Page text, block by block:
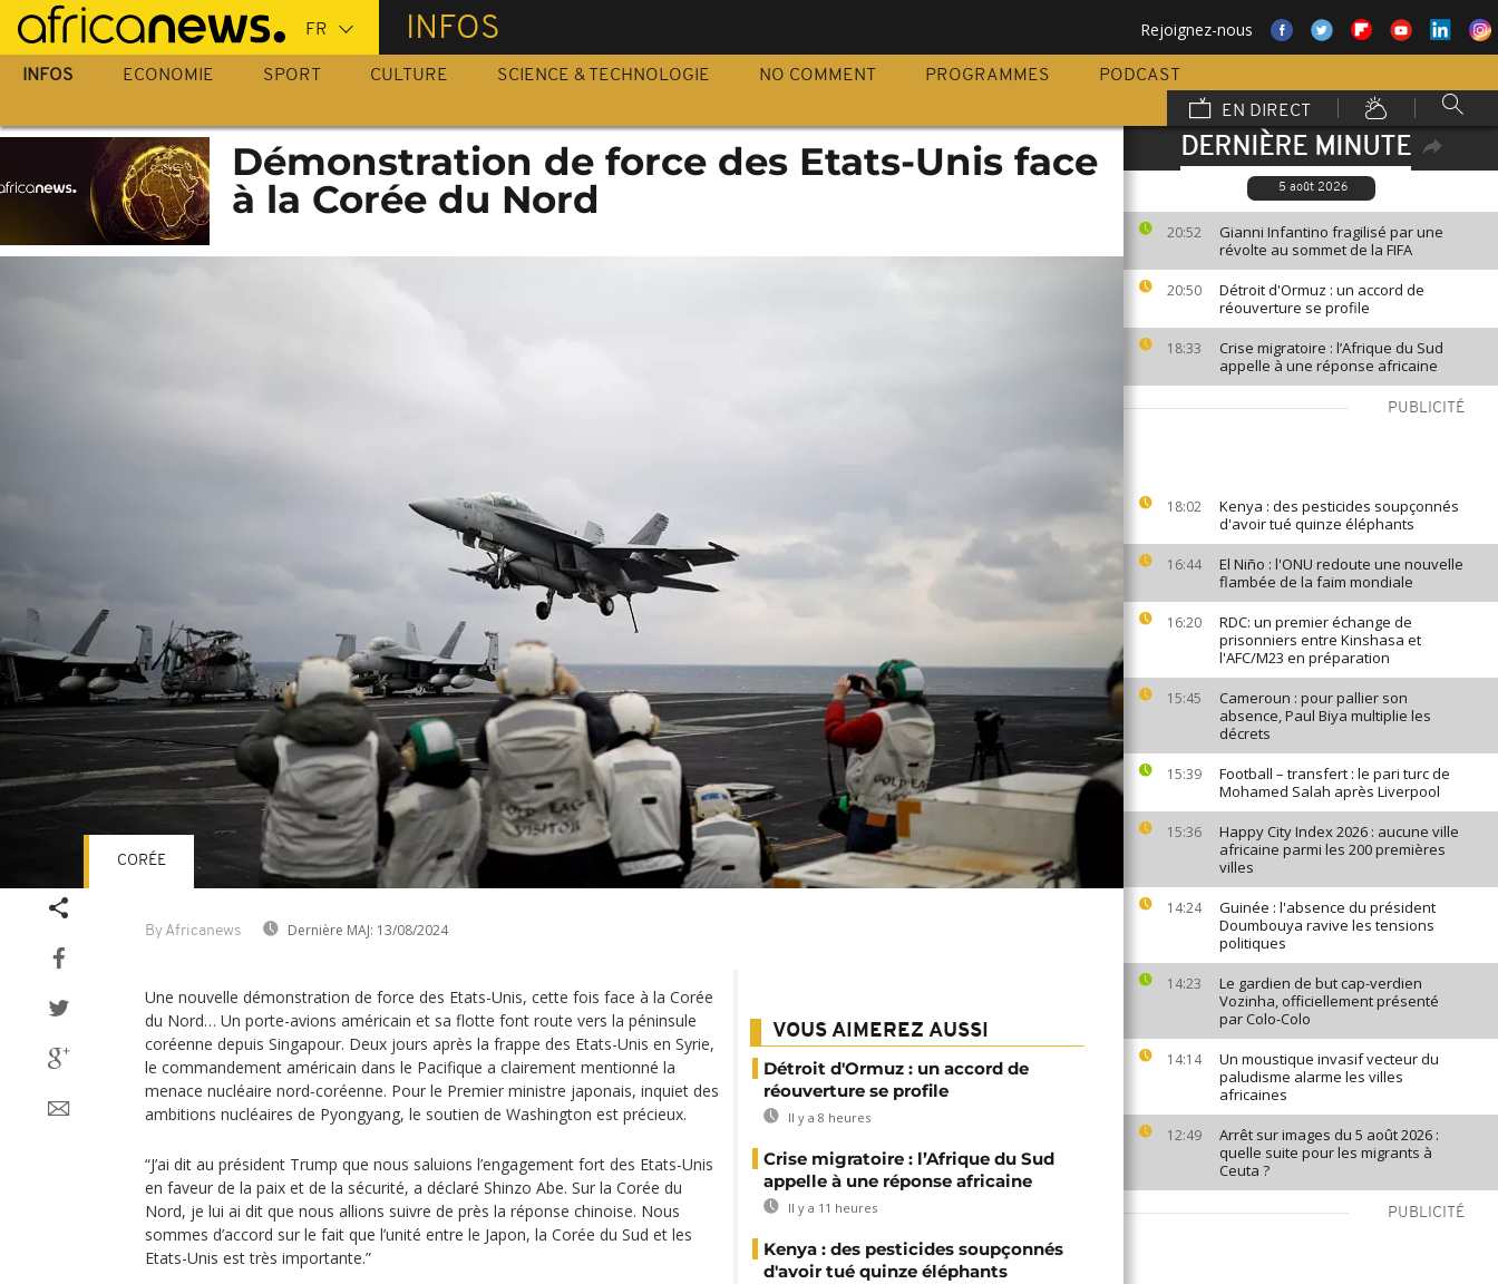
Passer
au
contenu
INFOS Rejoignez-nous
INFOS ECONOMIE SPORT CULTURE SCIENCE & TECHNOLOGIE NO COMMENT PROGRAMMES
PODCAST
EN DIRECT
DERNIÈRE MINUTE
5 août 2026
20:52
Gianni Infantino fragilisé par une
révolte au sommet de la FIFA
20:50
Détroit d'Ormuz : un accord de
réouverture se profile
18:33
Crise migratoire : l’Afrique du Sud
appelle à une réponse africaine
PUBLICITÉ
18:02
Kenya : des pesticides soupçonnés
d'avoir tué quinze éléphants
16:44
El Niño : l'ONU redoute une nouvelle
flambée de la faim mondiale
16:20
RDC: un premier échange de
prisonniers entre Kinshasa et
l'AFC/M23 en préparation
15:45
Cameroun : pour pallier son
absence, Paul Biya multiplie les
décrets
15:39
Football – transfert : le pari turc de
Mohamed Salah après Liverpool
15:36
Happy City Index 2026 : aucune ville
africaine parmi les 200 premières
villes
14:24
Guinée : l'absence du président
Doumbouya ravive les tensions
politiques
14:23
Le gardien de but cap-verdien
Vozinha, officiellement présenté
par Colo-Colo
14:14
Un moustique invasif vecteur du
paludisme alarme les villes
africaines
12:49
Arrêt sur images du 5 août 2026 :
quelle suite pour les migrants à
Ceuta ?
PUBLICITÉ
Démonstration de force des Etats-Unis face
à la Corée du Nord
By Africanews Dernière MAJ: 13/08/2024
CORÉE
Une nouvelle démonstration de force des Etats-Unis, cette fois face à la Corée
du Nord… Un porte-avions américain et sa flotte font route vers la péninsule
coréenne depuis Singapour. Deux jours après la frappe des Etats-Unis en Syrie,
le commandement américain dans le Pacifique a clairement mentionné la
menace nucléaire nord-coréenne. Pour le Premier ministre japonais, inquiet des
ambitions nucléaires de Pyongyang, le soutien de Washington est précieux.
“J’ai dit au président Trump que nous saluions l’engagement fort des Etats-Unis
en faveur de la paix et de la sécurité, a déclaré Shinzo Abe. Sur la Corée du
Nord, je lui ai dit que nous allions suivre de près la réponse chinoise. Nous
sommes d’accord sur le fait que l’unité entre le Japon, la Corée du Sud et les
Etats-Unis est très importante.”
VOUS AIMEREZ AUSSI
Détroit d'Ormuz : un accord de
réouverture se profile
Il y a 8 heures
Crise migratoire : l’Afrique du Sud
appelle à une réponse africaine
Il y a 11 heures
Kenya : des pesticides soupçonnés
d'avoir tué quinze éléphants